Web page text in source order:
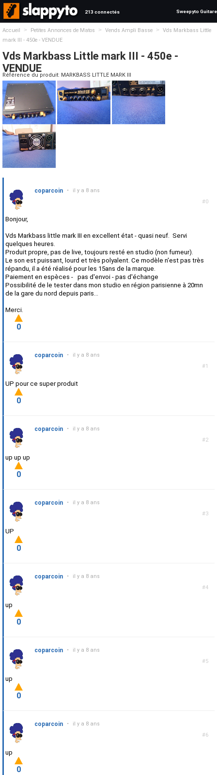
213 connectés Sweepyto Guitare
Accueil > Petites Annonces de Matos > Vends Ampli Basse >
Vds Markbass Little
mark III - 450e - VENDUE
Vds Markbass Little mark III - 450e -
VENDUE
Référence du produit: MARKBASS LITTLE MARK III
#0
coparcoin • il y a 8 ans
Bonjour,
Vds Markbass little mark III en excellent état - quasi neuf. Servi
quelques heures.
Produit propre, pas de live, toujours resté en studio (non fumeur).
Le son est puissant, lourd et très polyalent. Ce modèle n'est pas très
répandu, il a été réalisé pour les 15ans de la marque.
Paiement en espèces - pas d'envoi - pas d'échange
Possibilité de le tester dans mon studio en région parisienne à 20mn
de la gare du nord depuis paris...
Merci.
0
#1
coparcoin • il y a 8 ans
UP pour ce super produit
0
#2
coparcoin • il y a 8 ans
up up up
0
#3
coparcoin • il y a 8 ans
UP
0
#4
coparcoin • il y a 8 ans
up
0
#5
coparcoin • il y a 8 ans
up
0
#6
coparcoin • il y a 8 ans
up
0